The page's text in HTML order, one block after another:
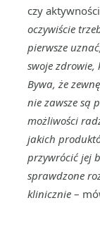
czy
oczywiście
pierwsze
swoje zdrowie,
Bywa, że
nie zawsze są
możliwości
jakich
przywrócić jej
sprawdzone
klinicznie –